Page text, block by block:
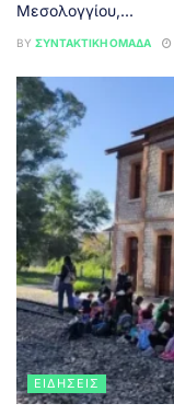
Μεσολογγίου,...
BY ΣΥΝΤΑΚΤΙΚΉ ΟΜΆΔΑ
ΕΙΔΉΣΕΙΣ